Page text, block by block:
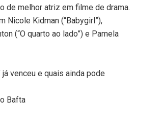
de melhor atriz em filme de drama.
Nicole Kidman (“Babygirl”),
(“O quarto ao lado”) e Pamela
já venceu e quais ainda pode
Bafta